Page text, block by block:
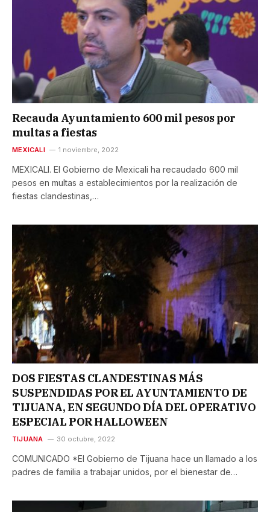
Recauda Ayuntamiento 600 mil pesos por
multas a fiestas
MEXICALI 1 noviembre, 2022
MEXICALI. El Gobierno de Mexicali ha recaudado 600 mil
pesos en multas a establecimientos por la realización de
fiestas clandestinas,…
DOS FIESTAS CLANDESTINAS MÁS
SUSPENDIDAS POR EL AYUNTAMIENTO DE
TIJUANA, EN SEGUNDO DÍA DEL OPERATIVO
ESPECIAL POR HALLOWEEN
TIJUANA 30 octubre, 2022
COMUNICADO *El Gobierno de Tijuana hace un llamado a los
padres de familia a trabajar unidos, por el bienestar de…